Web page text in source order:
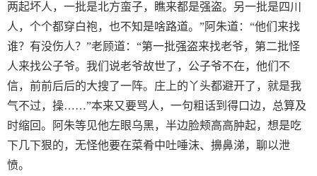
两起坏人，一批是北方蛮子，瞧来都是强盗。另一批是四川
人，个个都穿白袍，也不知是啥路道。”阿朱道：“他们来找
谁？有没伤人？”老顾道：“第一批强盗来找老爷，第二批怪
人来找公子爷。我们说老爷故世了，公子爷不在，他们不
信，前前后后的大搜了一阵。庄上的丫头都避开了，就是我
气不过，操……”本来又要骂人，一句粗话到得口边，总算及
时缩回。阿朱等见他左眼乌黑，半边脸颊高高肿起，想是吃
下几下狠的，无怪他要在菜肴中吐唾沫、擤鼻涕，聊以泄
愤。